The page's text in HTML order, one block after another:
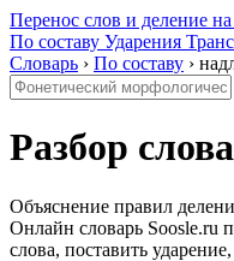
Перенос слов и деление на
По составу Ударения
Словарь › По составу ›
Разбор
Объяснение правил
Онлайн словарь Soosle.ru
слова, поставить